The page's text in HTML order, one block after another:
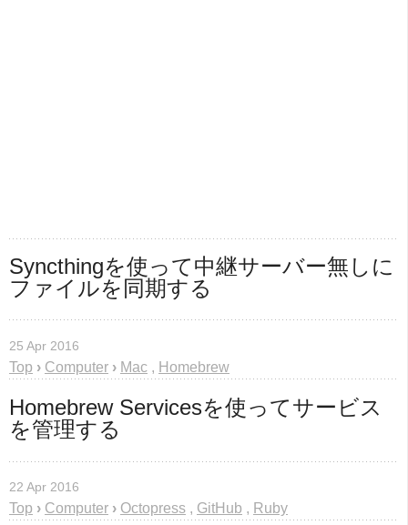
Syncthingを使って中継サーバー無しに
ファイルを同期する
25 Apr 2016
Top › Computer › Mac , Homebrew
Homebrew Servicesを使ってサービス
を管理する
22 Apr 2016
Top › Computer › Octopress , GitHub , Ruby